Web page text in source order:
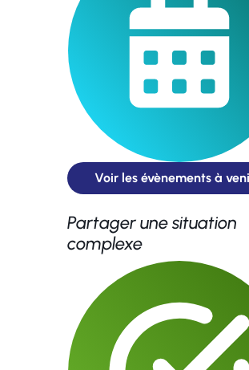
Voir les évènements à
Partager une situation
complexe